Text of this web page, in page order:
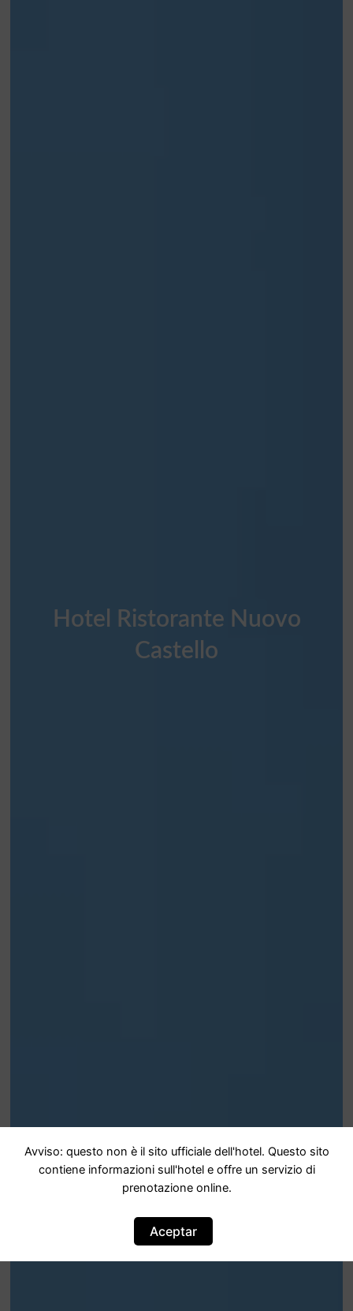
Hotel Ristorante Nuovo
Castello
Avviso: questo non è il sito ufficiale dell'hotel. Questo sito
contiene informazioni sull'hotel e offre un servizio di
prenotazione online.
Aceptar